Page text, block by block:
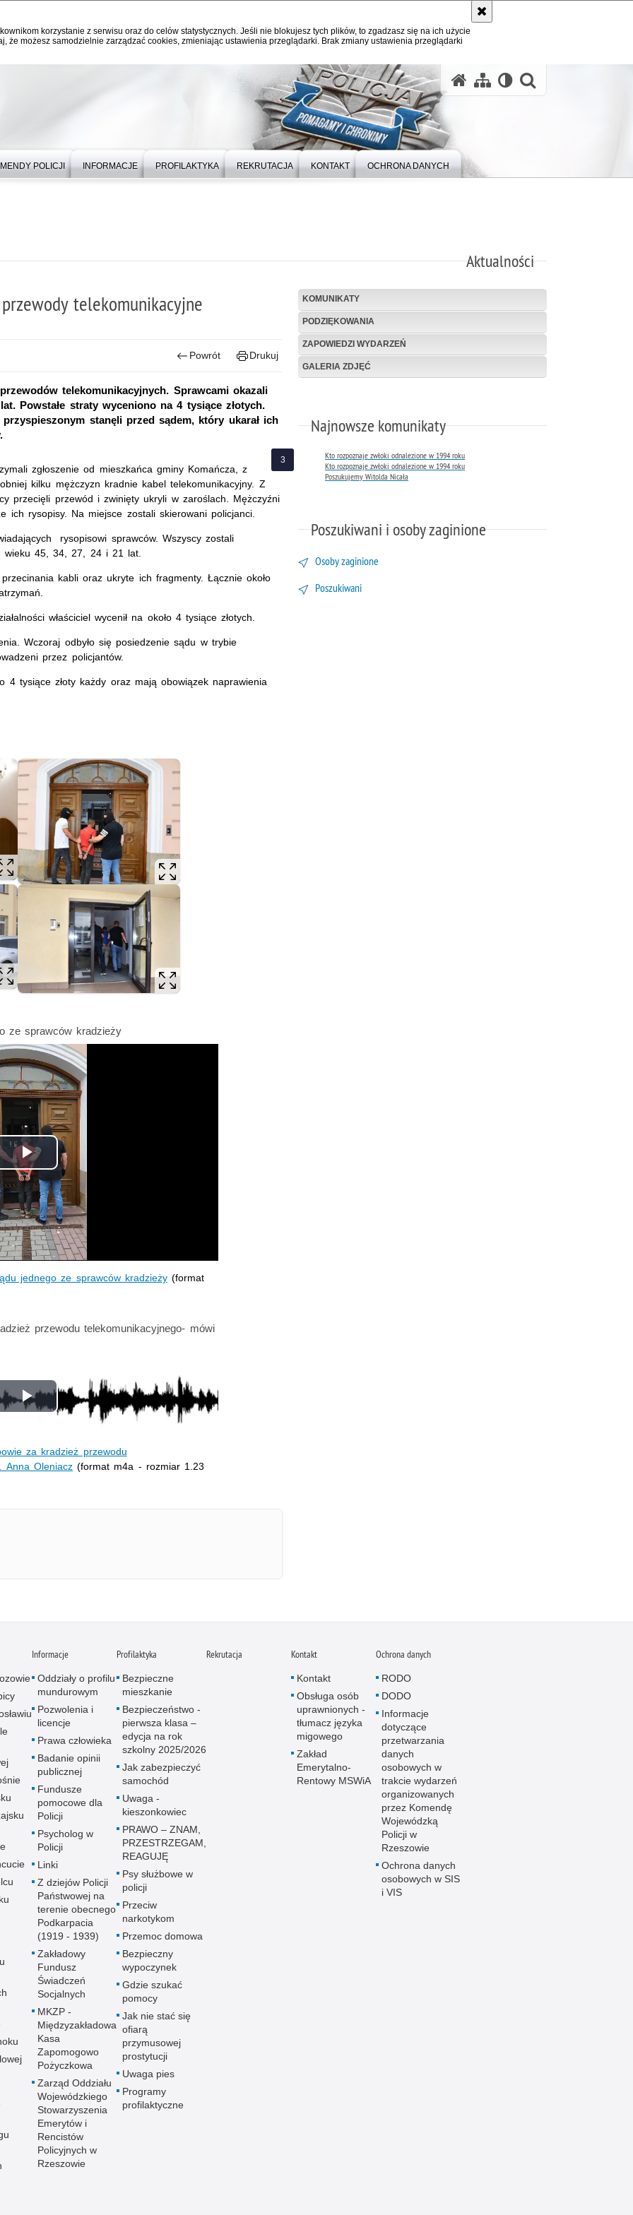
korzystanie z serwisu oraz do celów statystycznych. Jeśli nie blokujesz tych plików, to zgadzasz się na ich użycie
że możesz samodzielnie zarządzać cookies, zmieniając ustawienia przeglądarki. Brak zmiany ustawienia przeglądarki
POLICJI INFORMACJE PROFILAKTYKA REKRUTACJA KONTAKT OCHRONA DANYCH
Aktualności
telekomunikacyjne
Powrót Drukuj
telekomunikacyjnych. Sprawcami okazali
Powstałe straty wyceniono na 4 tysiące złotych.
stanęli przed sądem, który ukarał ich
zgłoszenie od mieszkańca gminy Komańcza, z
kilku mężczyzn kradnie kabel telekomunikacyjny. Z
przecięli przewód i zwinięty ukryli w zaroślach. Mężczyźni
ich rysopisy. Na miejsce zostali skierowani policjanci.
rysopisowi sprawców. Wszyscy zostali
wieku 45, 34, 27, 24 i 21 lat.
kabli oraz ukryte ich fragmenty. Łącznie około
właściciel wycenił na około 4 tysiące złotych.
Wczoraj odbyło się posiedzenie sądu w trybie
przez policjantów.
4 tysiące złoty każdy oraz mają obowiązek naprawienia
ze sprawców kradzieży
Odtwórz
wideo
jednego ze sprawców kradzieży(format
przewodu telekomunikacyjnego- mówi
Odtwórz
wideo
za kradzież przewodu
Anna Oleniacz(format m4a - rozmiar 1.23
KOMUNIKATY
PODZIĘKOWANIA
ZAPOWIEDZI WYDARZEŃ
GALERIA ZDJĘĆ
Najnowsze komunikaty
Kto rozpoznaje zwłoki odnalezione w 1994 roku
Kto rozpoznaje zwłoki odnalezione w 1994 roku
Poszukujemy Witolda Nicała
Poszukiwani i osoby zaginione
Osoby zaginione
Poszukiwani
Informacje
Oddziały o profilu
mundurowym
Pozwolenia i
licencje
Prawa człowieka
Badanie opinii
publicznej
Fundusze
pomocowe dla
Policji
Psycholog w
Policji
Linki
Z dziejów Policji
Państwowej na
terenie obecnego
Podkarpacia
(1919 - 1939)
Zakładowy
Fundusz
Świadczeń
Socjalnych
MKZP -
Międzyzakładowa
Kasa
Zapomogowo
Pożyczkowa
Zarząd Oddziału
Wojewódzkiego
Stowarzyszenia
Emerytów i
Rencistów
Policyjnych w
Rzeszowie
Profilaktyka
Bezpieczne
mieszkanie
Bezpieczeństwo -
pierwsza klasa –
edycja na rok
szkolny 2025/2026
Jak zabezpieczyć
samochód
Uwaga -
kieszonkowiec
PRAWO – ZNAM,
PRZESTRZEGAM,
REAGUJĘ
Psy służbowe w
policji
Przeciw
narkotykom
Przemoc domowa
Bezpieczny
wypoczynek
Gdzie szukać
pomocy
Jak nie stać się
ofiarą
przymusowej
prostytucji
Uwaga pies
Programy
profilaktyczne
Rekrutacja Kontakt
Kontakt
Obsługa osób
uprawnionych -
tłumacz języka
migowego
Zakład
Emerytalno-
Rentowy MSWiA
Ochrona danych
RODO
DODO
Informacje
dotyczące
przetwarzania
danych
osobowych w
trakcie wydarzeń
organizowanych
przez Komendę
Wojewódzką
Policji w
Rzeszowie
Ochrona danych
osobowych w SIS
i VIS